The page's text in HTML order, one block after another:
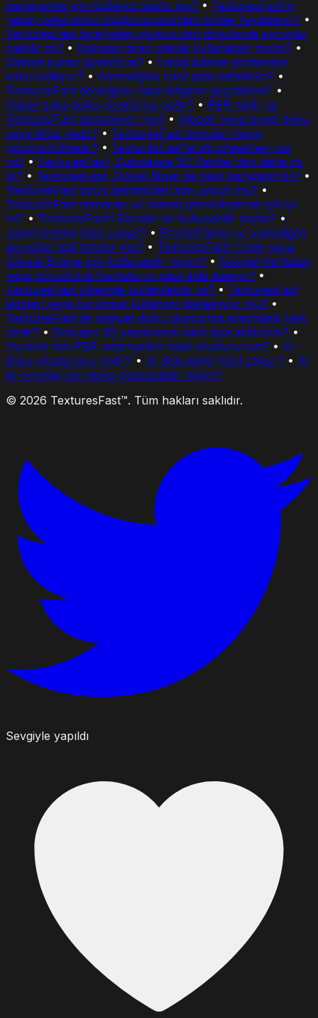
başlayanlar için kullanıcı dostu mu? • TexturesFast'in
yapay zeka doku oluşturucusundan kimler faydalanır? •
TexturesFast tarafından oluşturulan dokularda sorunlar
olabilir mi? • Dokuları ticari olarak kullanabilir miyim? •
Ödeme süreci güvenli mi? • Hangi ödeme yöntemleri
kabul ediliyor? • Aboneliğimi nasıl iptal edebilirim? •
TexturesFast desteğiyle nasıl iletişime geçebilirim? •
Yapay zeka doku oluşturma nedir? • PBR nedir ve
TexturesFast destekliyor mu? • Albedo veya temel doku
veya difüz nedir? • TexturesFast dokuları hangi
çözünürlüktedir? • TexturesFast'te stil preset'leri var
mi? • TexturesFast, Substance 3D Painter'dan daha mı
iyi? • TexturesFast, Quixel Mixer ile nasıl karşılaştırılır? •
TexturesFast oyun geliştiricileri için uygun mu? •
TexturesFast mimarlar ve mimari görselleştirme için iyi
mi? • TexturesFast'i Blender ile kullanabilir miyim? •
Jeton sistemi nasıl çalışır? • Prompt'larim ve yukledigim
gorseller gizli tutulur mu? • TexturesFast'i Unity veya
Unreal Engine için kullanabilir miyim? • Normal haritaları
veya pürüzlülük haritalarını nasıl elde ederim? •
TexturesFast ülkemde kullanılabilir mi? • TexturesFast
ekipleri veya kurumsal kullanımı destekliyor mu? •
TexturesFast ile manuel doku oluşturma arasındaki fark
nedir? • Dokuları 3D yazılımıma nasıl dışa aktarırım? •
Oyunlar icin PBR materyalleri nasil olustururum? • AI
doku oluşturucu nedir? • AI dokulama nasıl çalışır? • AI
ile oyunlar için doku oluşturabilir miyim?
© 2026 TexturesFast™. Tüm hakları saklıdır.
Sevgiyle yapıldı